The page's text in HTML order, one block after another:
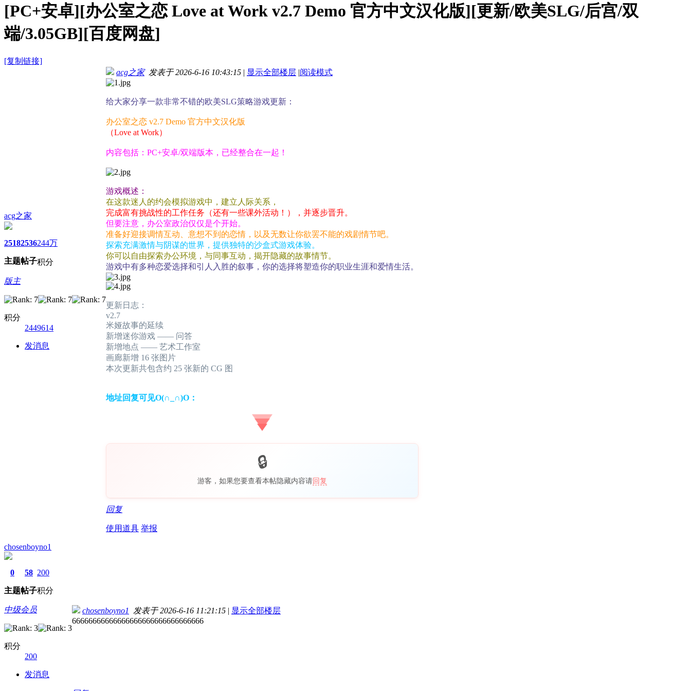
[PC+安卓][办公室之恋 Love at Work v2.7 Demo 官方中文汉化版][更新/欧美SLG/后宫/双
端/3.05GB][百度网盘]
[复制链接]
acg之家
2518
主题
2536
帖子
244万
积分
版主
积分
2449614
发消息
acg之家发表于 2026-6-16 10:43:15 | 显示全部楼层 |阅读模式
给大家分享一款非常不错的欧美SLG策略游戏更新：
办公室之恋 v2.7 Demo 官方中文汉化版
（Love at Work）
内容包括：PC+安卓/双端版本，已经整合在一起！
游戏概述：
在这款迷人的约会模拟游戏中，建立人际关系，
完成富有挑战性的工作任务（还有一些课外活动！），并逐步晋升。
但要注意，办公室政治仅仅是个开始。
准备好迎接调情互动、意想不到的恋情，以及无数让你欲罢不能的戏剧情节吧。
探索充满激情与阴谋的世界，提供独特的沙盒式游戏体验。
你可以自由探索办公环境，与同事互动，揭开隐藏的故事情节。
游戏中有多种恋爱选择和引人入胜的叙事，你的选择将塑造你的职业生涯和爱情生活。
更新日志：
v2.7
米娅故事的延续
新增迷你游戏 —— 问答
新增地点 —— 艺术工作室
画廊新增 16 张图片
本次更新共包含约 25 张新的 CG 图
地址回复可见O(∩_∩)O：
游客，如果您要查看本帖隐藏内容请回复
回复
使用道具 举报
chosenboyno1
0
主题
58
帖子
200
积分
中级会员
积分
200
发消息
chosenboyno1 发表于 2026-6-16 11:21:15 | 显示全部楼层
66666666666666666666666666666666